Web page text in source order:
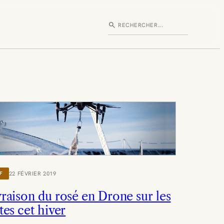
search
Rechercher
22 FÉVRIER 2019
du rosé en Drone sur les
cet hiver